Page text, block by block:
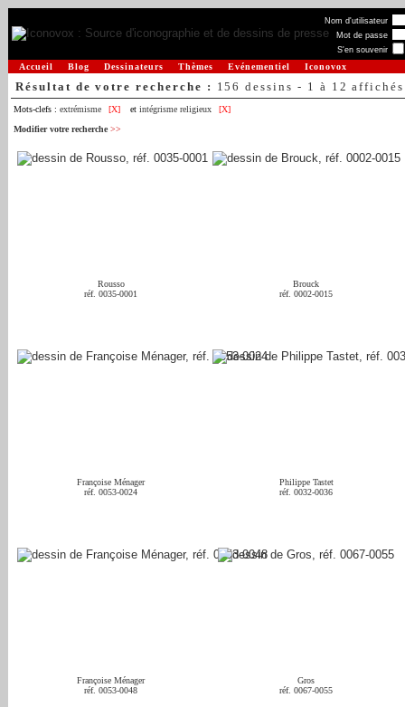
Nom d'utilisateur
Mot de passe
S'en souvenir
Accueil Blog Dessinateurs Thèmes Evénementiel Iconovox
Résultat de votre recherche : 156 dessins - 1 à 12 affichés
Mots-clefs : extrémisme [X] et intégrisme religieux
[X]
Modifier votre recherche >>
Rousso
réf. 0035-0001
Brouck
réf. 0002-0015
Françoise Ménager
réf. 0053-0024
Philippe Tastet
réf. 0032-0036
Françoise Ménager
réf. 0053-0048
Gros
réf. 0067-0055